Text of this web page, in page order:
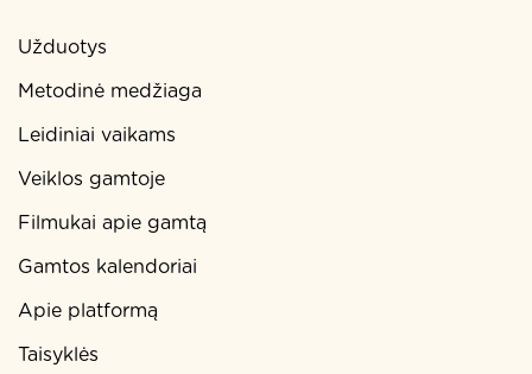
Užduotys
Metodinė medžiaga
Leidiniai vaikams
Veiklos gamtoje
Filmukai apie gamtą
Gamtos kalendoriai
Apie platformą
Taisyklės